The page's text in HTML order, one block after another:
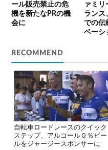
ール販売禁止の危
機を新たなPRの機
会に
ァミリ
ランス
での伝
ベーシ
RECOMMEND
自転車ロードレースのクイック
ステップ、アルコール０％ビー
ルをジャージースポンサーに